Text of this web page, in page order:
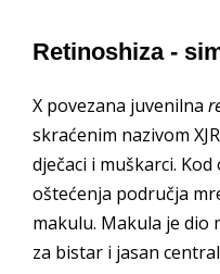
Retinoshiza -
X povezana juvenilna
skraćenim nazivom
dječaci i muškarci.
oštećenja područja
makulu. Makula je dio
za bistar i jasan